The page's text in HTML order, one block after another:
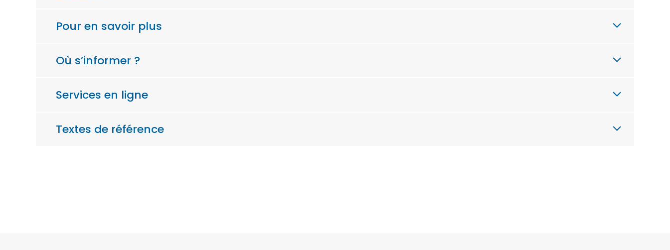
Pour en savoir plus
Où s’informer ?
Services en ligne
Textes de référence